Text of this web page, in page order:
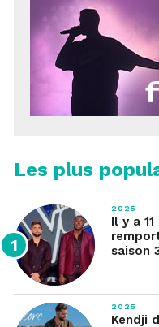
Les plus
2025
Il y a
saison
2025
Kendji